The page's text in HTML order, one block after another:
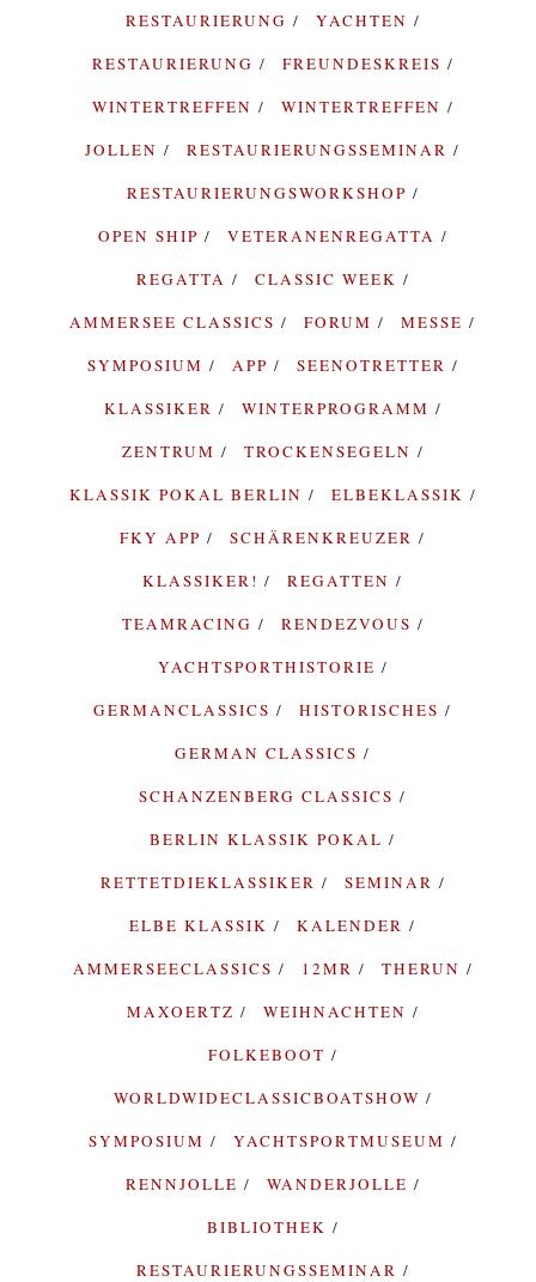
RESTAURIERUNG
YACHTEN
RESTAURIERUNG
FREUNDESKREIS
WINTERTREFFEN
WINTERTREFFEN
JOLLEN
RESTAURIERUNGSSEMINAR
RESTAURIERUNGSWORKSHOP
OPEN SHIP
VETERANENREGATTA
REGATTA
CLASSIC WEEK
AMMERSEE CLASSICS
FORUM
MESSE
SYMPOSIUM
APP
SEENOTRETTER
KLASSIKER
WINTERPROGRAMM
ZENTRUM
TROCKENSEGELN
KLASSIK POKAL BERLIN
ELBEKLASSIK
FKY APP
SCHÄRENKREUZER
KLASSIKER!
REGATTEN
TEAMRACING
RENDEZVOUS
YACHTSPORTHISTORIE
GERMANCLASSICS
HISTORISCHES
GERMAN CLASSICS
SCHANZENBERG CLASSICS
BERLIN KLASSIK POKAL
RETTETDIEKLASSIKER
SEMINAR
ELBE KLASSIK
KALENDER
AMMERSEECLASSICS
12MR
THERUN
MAXOERTZ
WEIHNACHTEN
FOLKEBOOT
WORLDWIDECLASSICBOATSHOW
SYMPOSIUM
YACHTSPORTMUSEUM
RENNJOLLE
WANDERJOLLE
BIBLIOTHEK
RESTAURIERUNGSSEMINAR